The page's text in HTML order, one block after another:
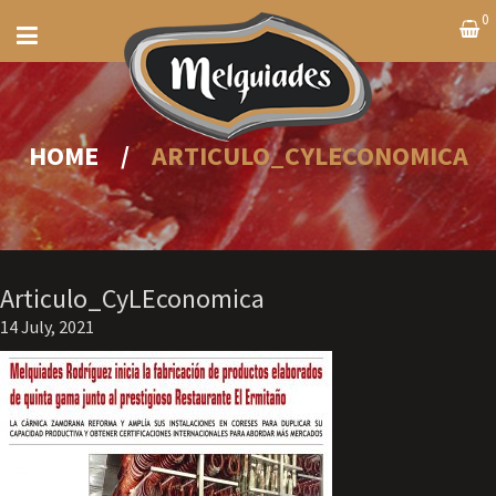
0
HOME / ARTICULO_CYLECONOMICA
Articulo_CyLEconomica
14 July, 2021